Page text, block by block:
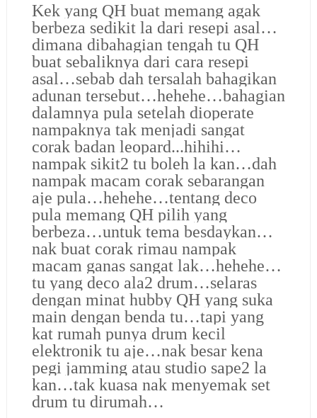
Kek yang QH buat memang agak
berbeza sedikit la dari resepi asal…
dimana dibahagian tengah tu QH
buat sebaliknya dari cara resepi
asal…sebab dah tersalah bahagikan
adunan tersebut…hehehe…bahagian
dalamnya pula setelah dioperate
nampaknya tak menjadi sangat
corak badan leopard...hihihi…
nampak sikit2 tu boleh la kan…dah
nampak macam corak sebarangan
aje pula…hehehe…tentang deco
pula memang QH pilih yang
berbeza…untuk tema besdaykan…
nak buat corak rimau nampak
macam ganas sangat lak…hehehe…
tu yang deco ala2 drum…selaras
dengan minat hubby QH yang suka
main dengan benda tu…tapi yang
kat rumah punya drum kecil
elektronik tu aje…nak besar kena
pegi jamming atau studio sape2 la
kan…tak kuasa nak menyemak set
drum tu dirumah…